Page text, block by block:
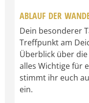
ABLAUF DER
Dein besonderer
Treffpunkt am
Überblick über
alles Wichtige für
stimmt ihr euch
ein.